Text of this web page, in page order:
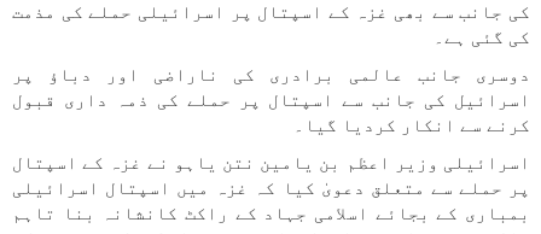
کی جانب سے بھی غزہ کے اسپتال پر اسرائیلی حملے کی مذمت
کی گئی ہے۔
دوسری جانب عالمی برادری کی ناراضی اور دباؤ پر
اسرائیل کی جانب سے اسپتال پر حملے کی ذمہ داری قبول
کرنے سے انکار کردیا گیا۔
اسرائیلی وزیر اعظم بن یامین نتن یاہو نے غزہ کے اسپتال
پر حملے سے متعلق دعویٰ کیا کہ غزہ میں اسپتال اسرائیلی
بمباری کے بجائے اسلامی جہاد کے راکٹ کانشانہ بنا تاہم